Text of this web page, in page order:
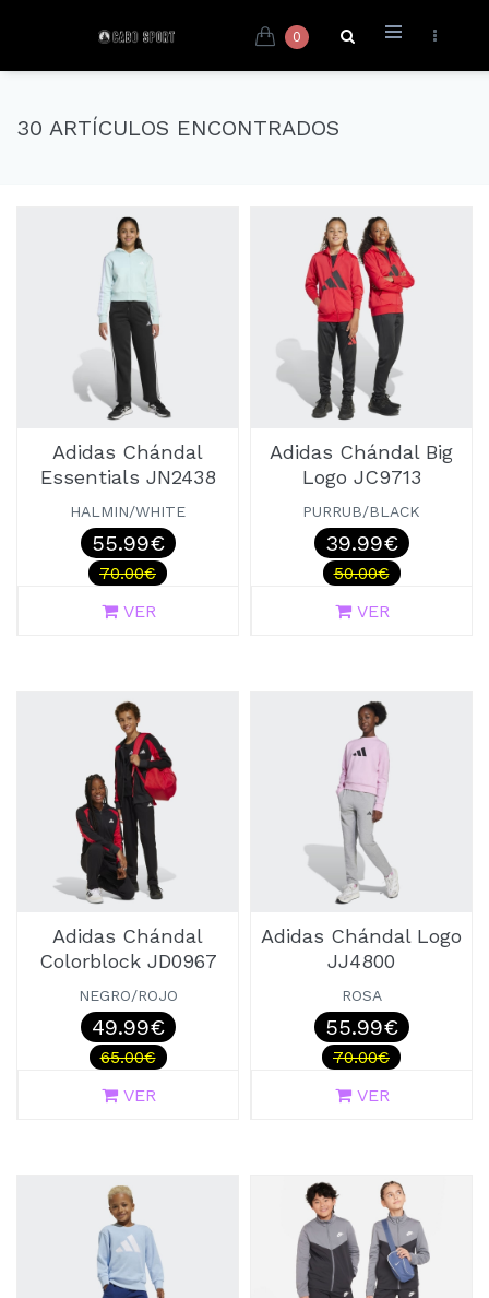
0
30 ARTÍCULOS ENCONTRADOS
Adidas Chándal
Essentials JN2438
HALMIN/WHITE
55.99€
70.00€
VER
Adidas Chándal Big
Logo JC9713
PURRUB/BLACK
39.99€
50.00€
VER
Adidas Chándal
Colorblock JD0967
NEGRO/ROJO
49.99€
65.00€
VER
Adidas Chándal Logo
JJ4800
ROSA
55.99€
70.00€
VER